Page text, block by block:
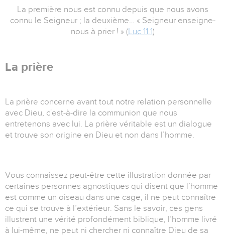
La première nous est connu depuis que nous avons
connu le Seigneur ; la deuxième… « Seigneur enseigne-
nous à prier ! » (Luc 11.1)
La prière
La prière concerne avant tout notre relation personnelle
avec Dieu, c'est-à-dire la communion que nous
entretenons avec lui. La prière véritable est un dialogue
et trouve son origine en Dieu et non dans l’homme.
Vous connaissez peut-être cette illustration donnée par
certaines personnes agnostiques qui disent que l’homme
est comme un oiseau dans une cage, il ne peut connaître
ce qui se trouve à l’extérieur. Sans le savoir, ces gens
illustrent une vérité profondément biblique, l’homme livré
à lui-même, ne peut ni chercher ni connaître Dieu de sa